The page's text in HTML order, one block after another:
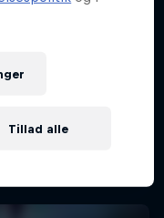
Tillad alle